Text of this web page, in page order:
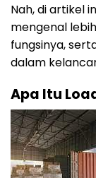
Nah, di artikel
mengenal
fungsinya,
dalam
Apa Itu